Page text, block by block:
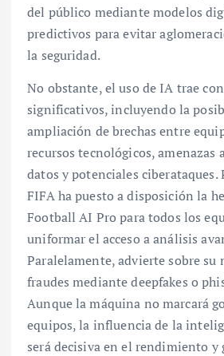
del público mediante modelos
predictivos para evitar
la seguridad.
No obstante, el uso de IA trae
significativos, incluyendo la
ampliación de brechas entre
recursos tecnológicos, amenazas
datos y potenciales
FIFA ha puesto a disposición la
Football AI Pro para todos los
uniformar el acceso a análisis
Paralelamente, advierte sobre su
fraudes mediante deepfakes o
Aunque la máquina no marcará
equipos, la influencia de la
será decisiva en el rendimiento y